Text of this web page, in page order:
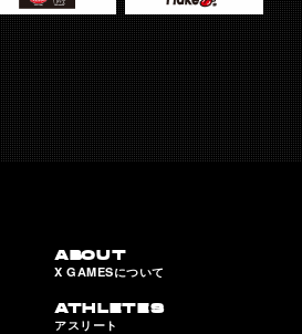
ABOUT
X GAMESについて
ATHLETES
アスリート